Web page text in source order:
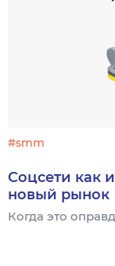
#smm
Соцсети как
новый рынок
Когда это